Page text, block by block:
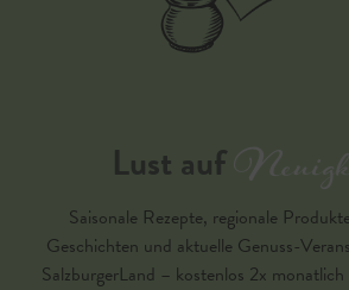
Lust auf
Saisonale Rezepte, regionale
Geschichten und aktuelle Genuss-
SalzburgerLand – kostenlos 2x